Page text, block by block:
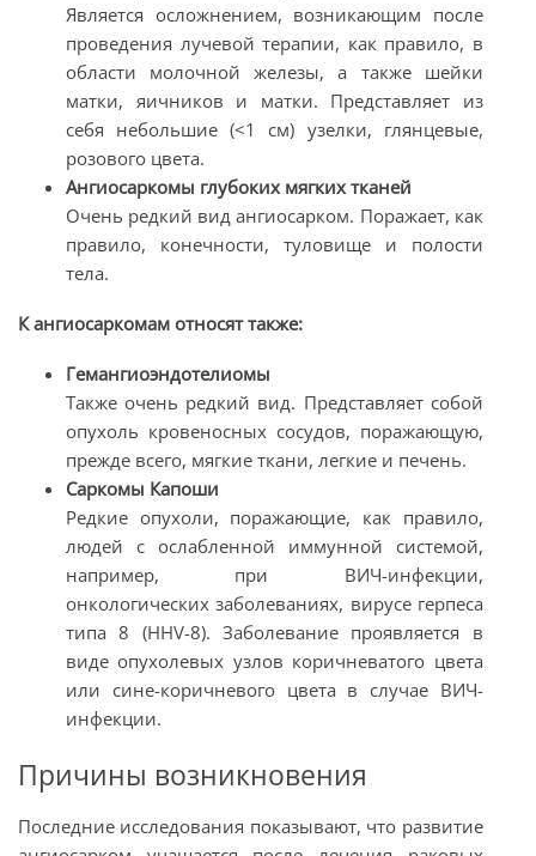
Является осложнением, возникающим после
проведения лучевой терапии, как правило, в
области молочной железы, а также шейки
матки, яичников и матки. Представляет из
себя небольшие (<1 см) узелки, глянцевые,
розового цвета.
Ангиосаркомы глубоких мягких тканей
Очень редкий вид ангиосарком. Поражает, как
правило, конечности, туловище и полости
тела.
К ангиосаркомам относят также:
Гемангиоэндотелиомы
Также очень редкий вид. Представляет собой
опухоль кровеносных сосудов, поражающую,
прежде всего, мягкие ткани, легкие и печень.
Саркомы Капоши
Редкие опухоли, поражающие, как правило,
людей с ослабленной иммунной системой,
например, при ВИЧ-инфекции,
онкологических заболеваниях, вирусе герпеса
типа 8 (HHV-8). Заболевание проявляется в
виде опухолевых узлов коричневатого цвета
или сине-коричневого цвета в случае ВИЧ-
инфекции.
Причины возникновения
Последние исследования показывают, что развитие